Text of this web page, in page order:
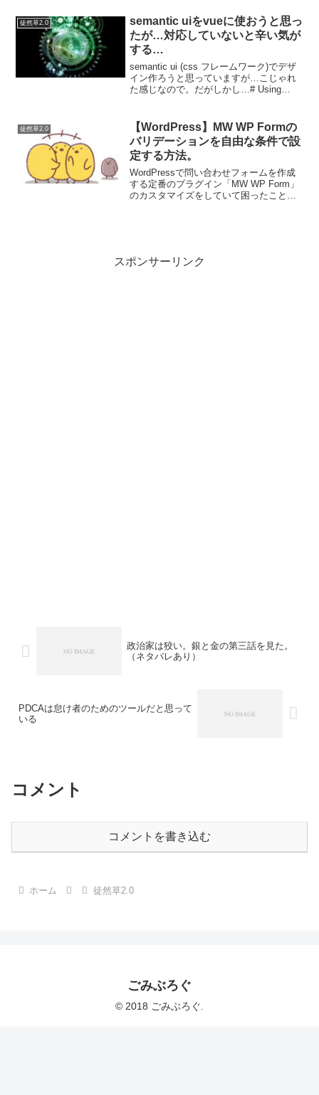
ができる。ただ、これはあまり精度が高
くないので、ゾンビの内蔵を...
徒然草2.0
semantic uiをvueに使おうと思っ
たが…対応していないと辛い気が
する…
semantic ui (css フレームワーク)でデザ
イン作ろうと思っていますが…こじゃれ
た感じなので。だがしかし…# Using
徒然草2.0
【WordPress】MW WP Formの
バリデーションを自由な条件で設
定する方法。
WordPressで問い合わせフォームを作成
する定番のプラグイン「MW WP Form」
のカスタマイズをしていて困ったことが
スポンサーリンク
政治家は狡い。銀と金の第三話を見た。
（ネタバレあり）
PDCAは怠け者のためのツールだと思って
いる
コメント
コメントを書き込む
ホーム 徒然草2.0
ごみぶろぐ
© 2018 ごみぶろぐ.